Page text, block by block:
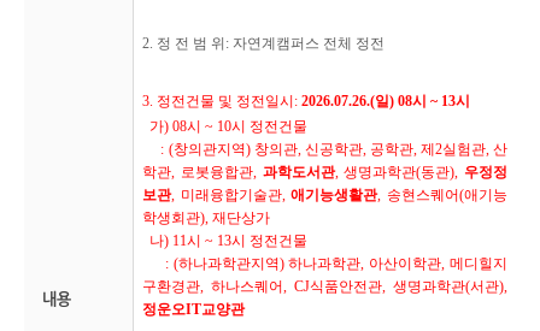
내용
2. 정 전 범 위 : 자연계캠퍼스 전체 정전
3. 정전건물 및 정전일시 : 2026.07.26.(일) 08시 ~ 13시
가) 08시 ~ 10시 정전건물
: (창의관지역) 창의관, 신공학관, 공학관, 제 2실험관,산
학관, 로봇융합관, 과학도서관,생명과학관(동관), 우정정
보관, 미래융합기술관,애기능생활관, 송현스퀘어(애기능
학생회관), 재단상가
나) 11시 ~ 13시 정전건물
: (하나과학관지역)하나과학관, 아산이학관,메디힐지
구환경관, 하나스퀘어, CJ식품안전관, 생명과학관(서관),
정운오IT교양관